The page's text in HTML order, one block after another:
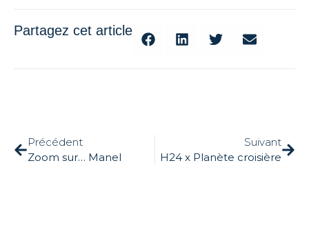
Partagez cet article
Précédent
Zoom sur… Manel
Suivant
H24 x Planète croisière